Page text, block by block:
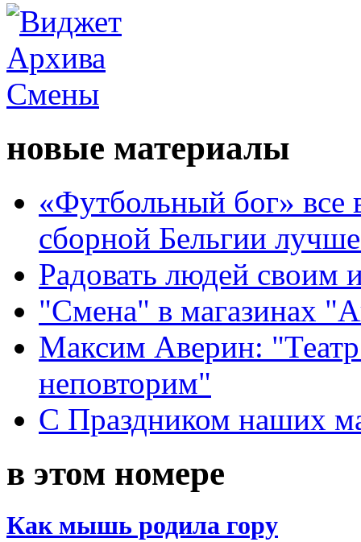
новые материалы
«Футбольный бог» все
сборной Бельгии
Радовать людей своим
"Смена" в магазинах
Максим Аверин:
неповторим"
С Праздником наших
в этом номере
Как мышь родила гору